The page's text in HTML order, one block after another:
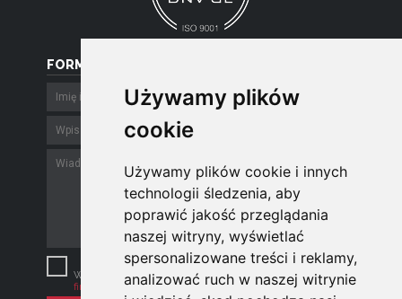
Używamy plików
cookie
Używamy plików cookie i innych
technologii śledzenia, aby
poprawić jakość przeglądania
naszej witryny, wyświetlać
spersonalizowane treści i reklamy,
analizować ruch w naszej witrynie
Używamy plików
cookie
Używamy plików cookie i innych
technologii śledzenia, aby
poprawić jakość przeglądania
naszej witryny, wyświetlać
spersonalizowane treści i reklamy,
analizować ruch w naszej witrynie
FORMULARZ
Szanujemy Twoją prywatność.
Wysyłając e-mail zgadzasz się zpolityką
firmy